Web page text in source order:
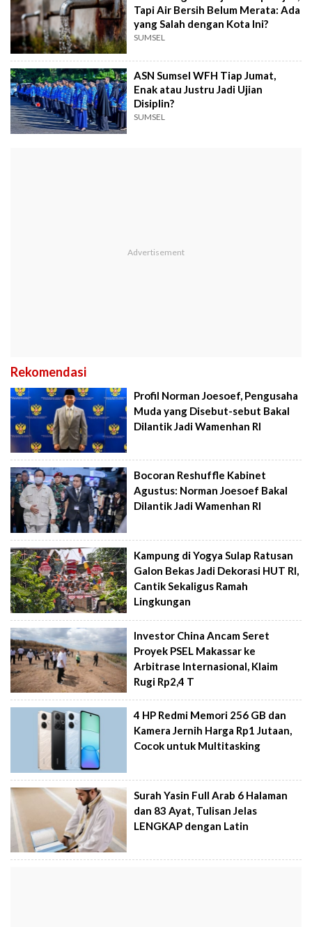
Tapi Air Bersih Belum Merata: Ada
yang Salah dengan Kota Ini?
SUMSEL
ASN Sumsel WFH Tiap Jumat,
Enak atau Justru Jadi Ujian
Disiplin?
SUMSEL
Rekomendasi
Profil Norman Joesoef, Pengusaha
Muda yang Disebut-sebut Bakal
Dilantik Jadi Wamenhan RI
Bocoran Reshuffle Kabinet
Agustus: Norman Joesoef Bakal
Dilantik Jadi Wamenhan RI
Kampung di Yogya Sulap Ratusan
Galon Bekas Jadi Dekorasi HUT RI,
Cantik Sekaligus Ramah
Lingkungan
Investor China Ancam Seret
Proyek PSEL Makassar ke
Arbitrase Internasional, Klaim
Rugi Rp2,4 T
4 HP Redmi Memori 256 GB dan
Kamera Jernih Harga Rp1 Jutaan,
Cocok untuk Multitasking
Surah Yasin Full Arab 6 Halaman
dan 83 Ayat, Tulisan Jelas
LENGKAP dengan Latin